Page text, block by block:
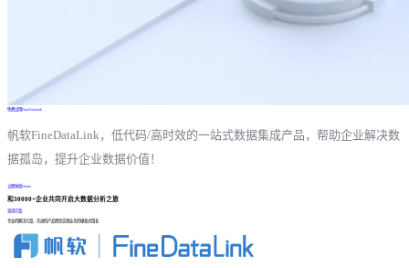
免费试用FineDataLink
帆软FineDataLink，低代码/高时效的一站式数据集成产品，帮助企业解决数
据孤岛，提升企业数据价值！
立即体验Demo
和30000+企业共同开启大数据分析之旅
咨询方案
专业的解决方案、先进的产品帮您实现业务的爆发式增长